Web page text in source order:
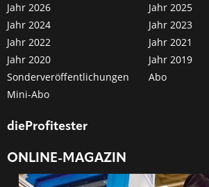
Jahr 2026
Jahr 2025
Jahr 2024
Jahr 2023
Jahr 2022
Jahr 2021
Jahr 2020
Jahr 2019
Sonderveröffentlichungen
Abo
Mini-Abo
dieProfitester
ONLINE-MAGAZIN